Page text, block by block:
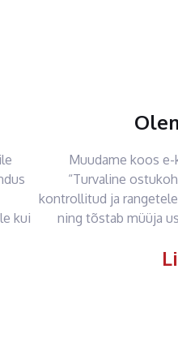
kui
Muudame koos
“Turvaline
kontrollitud ja
ning tõstab müüja